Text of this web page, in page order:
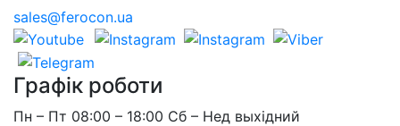
sales@ferocon.ua
Графік роботи
Пн – Пт 08:00 – 18:00 Сб – Нед выхідний